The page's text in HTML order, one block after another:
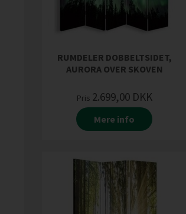
RUMDELER DOBBELTSIDET,
AURORA OVER SKOVEN
Pris 2.699,00 DKK
Mere info